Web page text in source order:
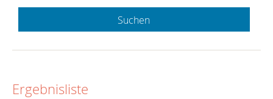
Suchen
Ergebnisliste